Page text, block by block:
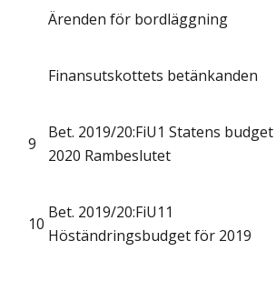
Ärenden för bordläggning
Finansutskottets betänkanden
9
Bet. 2019/20:FiU1 Statens budget
2020 Rambeslutet
10
Bet. 2019/20:FiU11
Höständringsbudget för 2019